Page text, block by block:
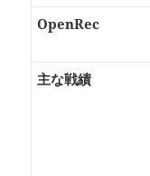
OpenRec
主な戦績